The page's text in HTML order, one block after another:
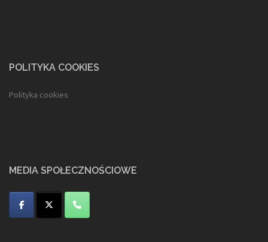
POLITYKA COOKIES
Polityka cookies
MEDIA SPOŁECZNOŚCIOWE